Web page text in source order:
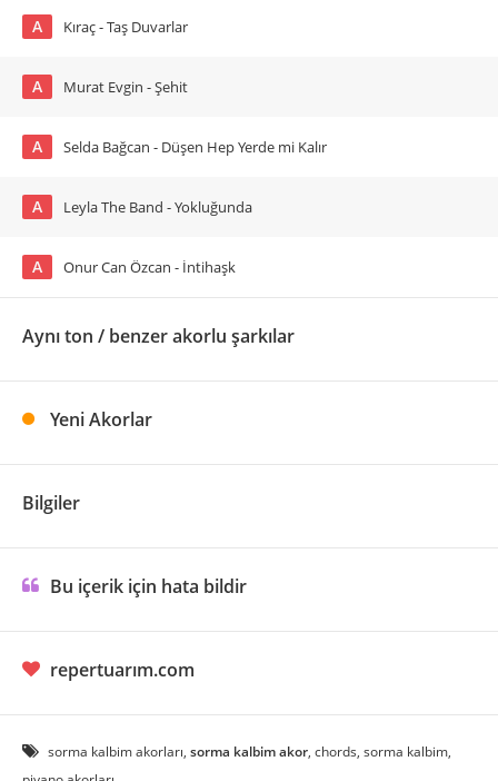
A Kıraç - Taş Duvarlar
A Murat Evgin - Şehit
A Selda Bağcan - Düşen Hep Yerde mi Kalır
A Leyla The Band - Yokluğunda
A Onur Can Özcan - İntihaşk
Aynı ton / benzer akorlu şarkılar
Yeni Akorlar
Bilgiler
Bu içerik için hata bildir
repertuarım.com
sorma kalbim akorları, sorma kalbim akor, chords, sorma kalbim,